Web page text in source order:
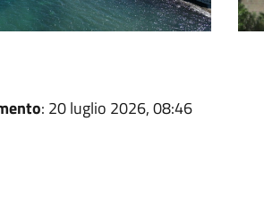
: 20 luglio 2026, 08:46